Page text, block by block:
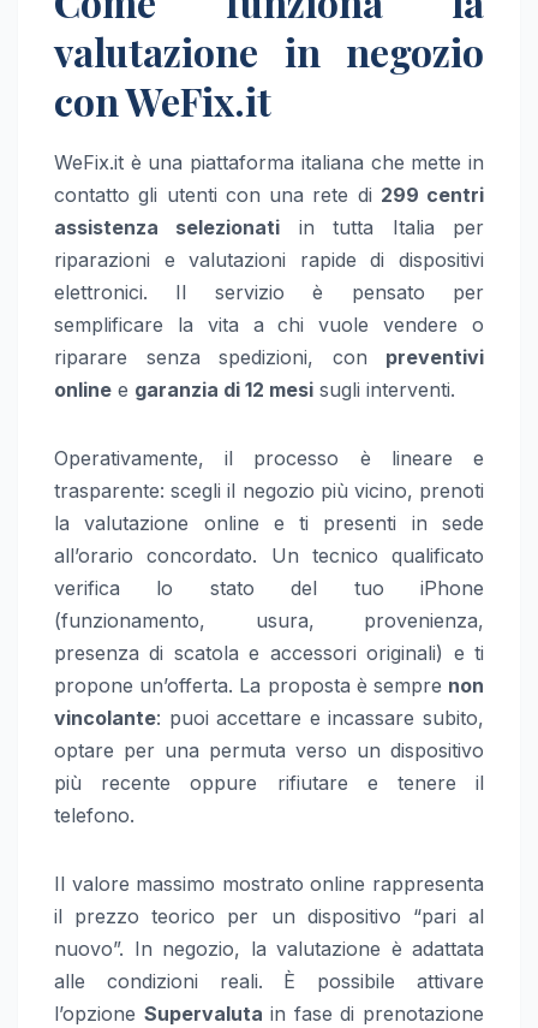
valutazione in negozio
con WeFix.it
WeFix.it è una piattaforma italiana che mette in
contatto gli utenti con una rete di 299 centri
assistenza selezionati in tutta Italia per
riparazioni e valutazioni rapide di dispositivi
elettronici. Il servizio è pensato per
semplificare la vita a chi vuole vendere o
riparare senza spedizioni, con preventivi
online e garanzia di 12 mesi sugli interventi.
Operativamente, il processo è lineare e
trasparente: scegli il negozio più vicino, prenoti
la valutazione online e ti presenti in sede
all’orario concordato. Un tecnico qualificato
verifica lo stato del tuo iPhone
(funzionamento, usura, provenienza,
presenza di scatola e accessori originali) e ti
propone un’offerta. La proposta è sempre non
vincolante: puoi accettare e incassare subito,
optare per una permuta verso un dispositivo
più recente oppure rifiutare e tenere il
telefono.
Il valore massimo mostrato online rappresenta
il prezzo teorico per un dispositivo “pari al
nuovo”. In negozio, la valutazione è adattata
alle condizioni reali. È possibile attivare
l’opzione Supervaluta in fase di prenotazione